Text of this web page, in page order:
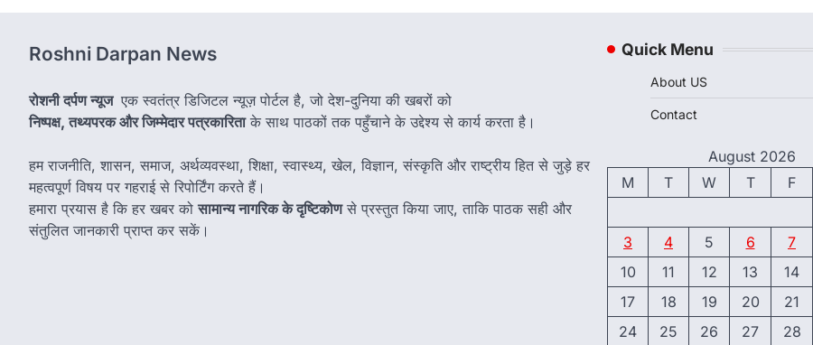
Roshni Darpan News
रोशनी दर्पण न्यूज एक स्वतंत्र डिजिटल न्यूज़ पोर्टल है, जो देश-दुनिया की खबरों को
निष्पक्ष, तथ्यपरक और जिम्मेदार पत्रकारिताके साथ पाठकों तक पहुँचाने के उद्देश्य से कार्य करता है।
हम राजनीति, शासन, समाज, अर्थव्यवस्था, शिक्षा, स्वास्थ्य, खेल, विज्ञान, संस्कृति और राष्ट्रीय हित से जुड़े हर
महत्वपूर्ण विषय पर गहराई से रिपोर्टिंग करते हैं।
हमारा प्रयास है कि हर खबर कोसामान्य नागरिक के दृष्टिकोणसे प्रस्तुत किया जाए, ताकि पाठक सही और
संतुलित जानकारी प्राप्त कर सकें।
Quick Menu
About US
Contact
August 2026
M
T W T F
3
4 5 6 7
10
11 12 13 14
17
18 19 20 21
24
25 26 27 28